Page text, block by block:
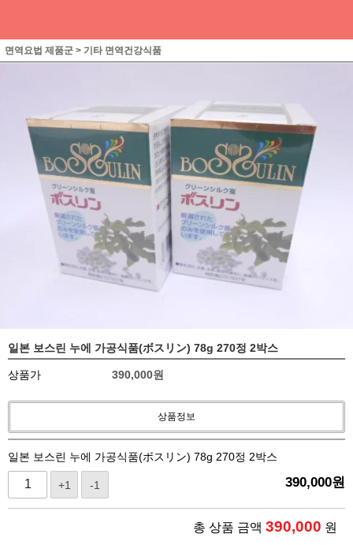
면역요법 제품군 > 기타 면역건강식품
일본 보스린 누에 가공식품(ボスリン) 78g 270정 2박스
상품가 390,000원
상품정보
일본 보스린 누에 가공식품(ボスリン) 78g 270정 2박스
+1 -1 390,000원
총 상품 금액 390,000 원